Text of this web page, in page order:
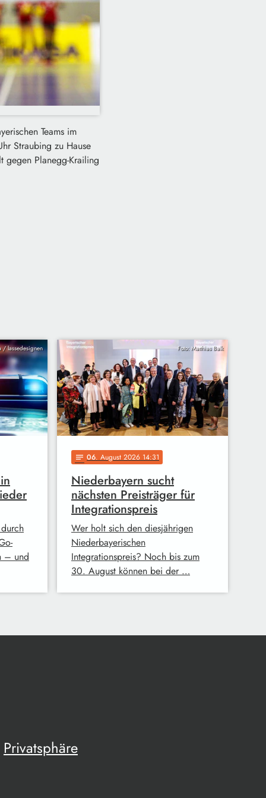
Teams im
Straubing zu Hause
gegen Planegg-Krailing
/ lassedesignen
– und
Foto: Matthias Balk
notes 06. August 2026 14:31
Niederbayern sucht
nächsten Preisträger für
Integrationspreis
Wer holt sich den diesjährigen
Niederbayerischen
Integrationspreis? Noch bis zum
30. August können bei der …
Privatsphäre